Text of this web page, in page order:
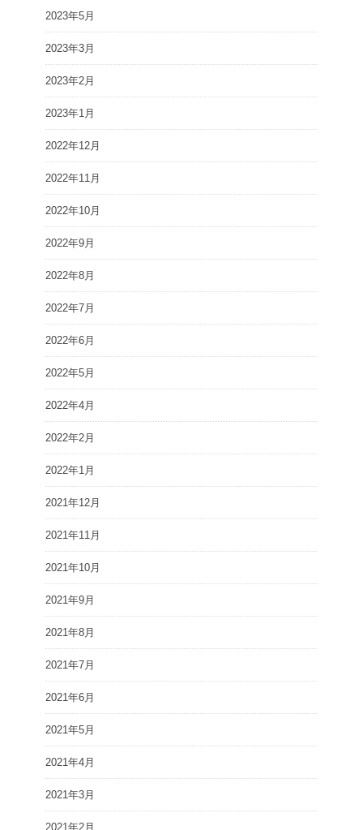
2023年5月
2023年3月
2023年2月
2023年1月
2022年12月
2022年11月
2022年10月
2022年9月
2022年8月
2022年7月
2022年6月
2022年5月
2022年4月
2022年2月
2022年1月
2021年12月
2021年11月
2021年10月
2021年9月
2021年8月
2021年7月
2021年6月
2021年5月
2021年4月
2021年3月
2021年2月